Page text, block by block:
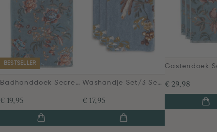
BESTSELLER
Badhanddoek Secret Garden Blauw 55x100cm
€ 19,95
Washandje Set/3 Secret Garden Blauw 16x22cm
€ 17,95
€ 29,98